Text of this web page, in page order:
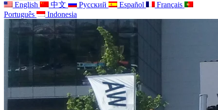
English 中文 Русский Español
Français
Português
Indonesia